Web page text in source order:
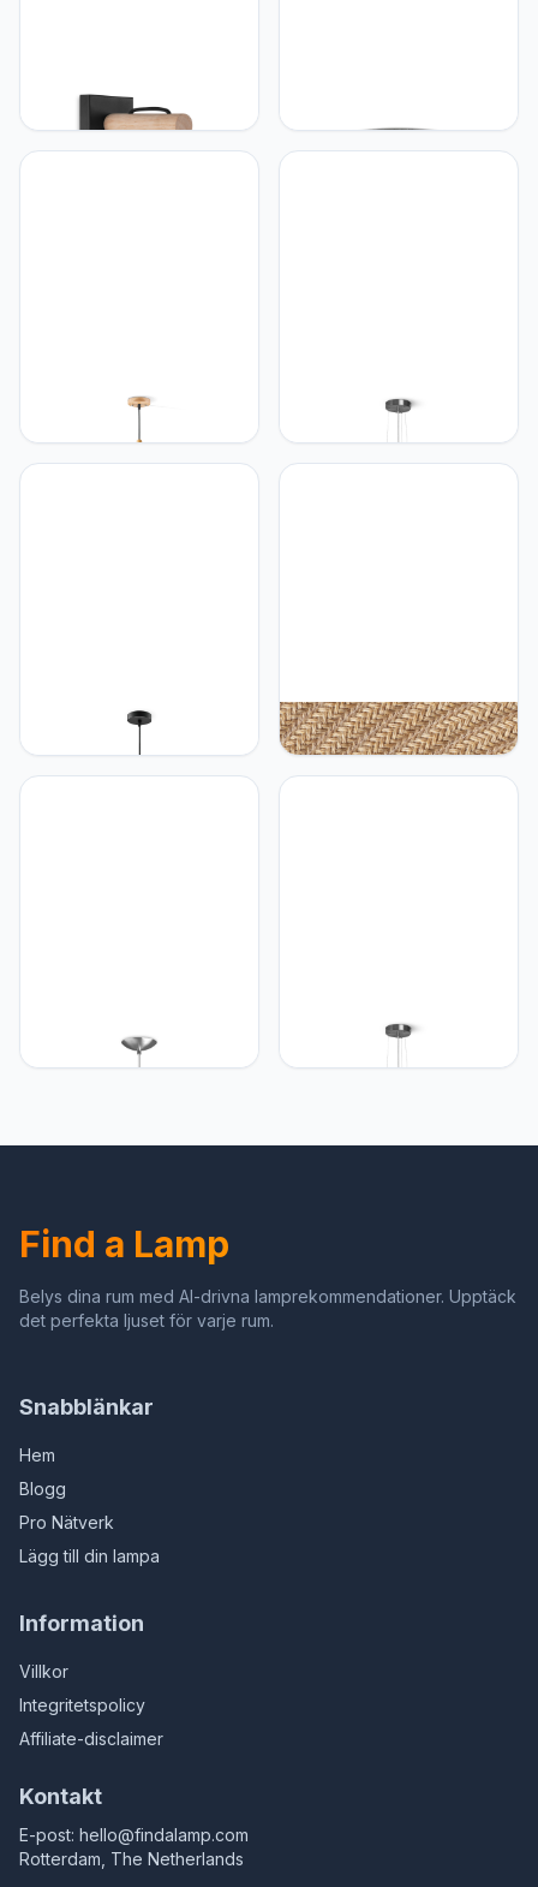
Home sweet Home
Home sweet Home Home sweet Home
Home sweet Home Home sweet Home
Home sweet Home Home sweet Home
Find a Lamp
Belys dina rum med AI-drivna lamprekommendationer. Upptäck
det perfekta ljuset för varje rum.
Snabblänkar
Hem
Blogg
Pro Nätverk
Lägg till din lampa
Information
Villkor
Integritetspolicy
Affiliate-disclaimer
Kontakt
E-post: hello@findalamp.com
Rotterdam, The Netherlands